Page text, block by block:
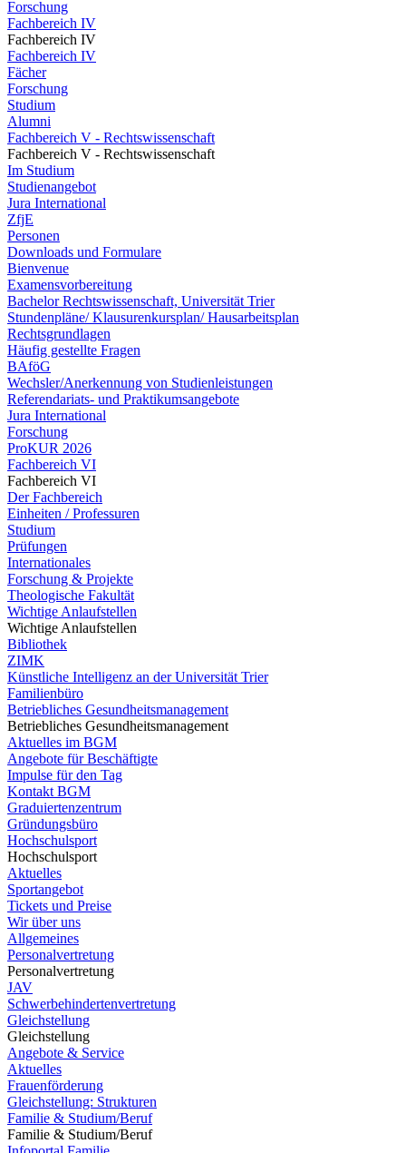
Forschung
Fachbereich IV
Fachbereich IV
Fachbereich IV
Fächer
Forschung
Studium
Alumni
Fachbereich V - Rechtswissenschaft
Fachbereich V - Rechtswissenschaft
Im Studium
Studienangebot
Jura International
ZfjE
Personen
Downloads und Formulare
Bienvenue
Examensvorbereitung
Bachelor Rechtswissenschaft, Universität Trier
Stundenpläne/ Klausurenkursplan/ Hausarbeitsplan
Rechtsgrundlagen
Häufig gestellte Fragen
BAföG
Wechsler/Anerkennung von Studienleistungen
Referendariats- und Praktikumsangebote
Jura International
Forschung
ProKUR 2026
Fachbereich VI
Fachbereich VI
Der Fachbereich
Einheiten / Professuren
Studium
Prüfungen
Internationales
Forschung & Projekte
Theologische Fakultät
Wichtige Anlaufstellen
Wichtige Anlaufstellen
Bibliothek
ZIMK
Künstliche Intelligenz an der Universität Trier
Familienbüro
Betriebliches Gesundheitsmanagement
Betriebliches Gesundheitsmanagement
Aktuelles im BGM
Angebote für Beschäftigte
Impulse für den Tag
Kontakt BGM
Graduiertenzentrum
Gründungsbüro
Hochschulsport
Hochschulsport
Aktuelles
Sportangebot
Tickets und Preise
Wir über uns
Allgemeines
Personalvertretung
Personalvertretung
JAV
Schwerbehindertenvertretung
Gleichstellung
Gleichstellung
Angebote & Service
Aktuelles
Frauenförderung
Gleichstellung: Strukturen
Familie & Studium/Beruf
Familie & Studium/Beruf